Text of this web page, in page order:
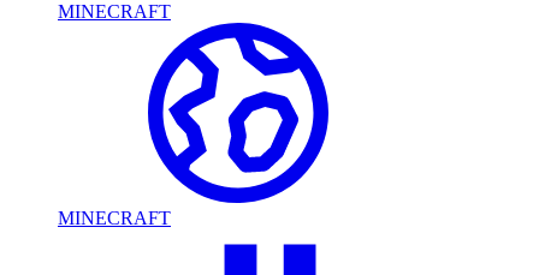
MINECRAFT
MINECRAFT